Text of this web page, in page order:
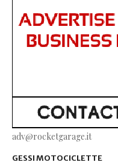
adv@rocketgarage.it
GESSI MOTOCICLETTE